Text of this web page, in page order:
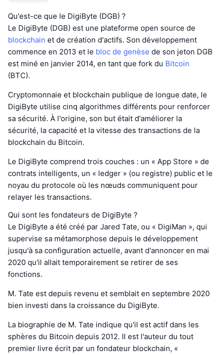
Qu'est-ce que le DigiByte (DGB) ?
Le DigiByte (DGB) est une plateforme open source de
blockchain et de création d'actifs. Son développement
commence en 2013 et le bloc de genèse de son jeton DGB
est miné en janvier 2014, en tant que fork du Bitcoin
(BTC).
Cryptomonnaie et blockchain publique de longue date, le
DigiByte utilise cinq algorithmes différents pour renforcer
sa sécurité. À l'origine, son but était d'améliorer la
sécurité, la capacité et la vitesse des transactions de la
blockchain du Bitcoin.
Le DigiByte comprend trois couches : un « App Store » de
contrats intelligents, un « ledger » (ou registre) public et le
noyau du protocole où les nœuds communiquent pour
relayer les transactions.
Qui sont les fondateurs de DigiByte ?
Le DigiByte a été créé par Jared Tate, ou « DigiMan », qui
supervise sa métamorphose depuis le développement
jusqu'à sa configuration actuelle, avant d'annoncer en mai
2020 qu'il allait temporairement se retirer de ses
fonctions.
M. Tate est depuis revenu et semblait en septembre 2020
bien investi dans la croissance du DigiByte.
La biographie de M. Tate indique qu'il est actif dans les
sphères du Bitcoin depuis 2012. Il est l'auteur du tout
premier livre écrit par un fondateur blockchain, «